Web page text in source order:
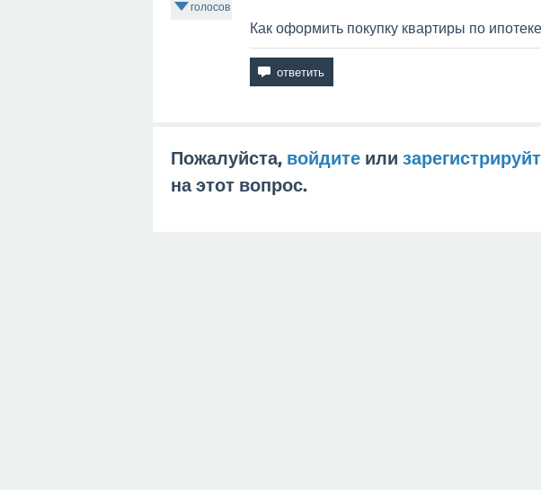
голосов
Как оформить покупку квартиры по
Пожалуйста, войдите или
на этот вопрос.